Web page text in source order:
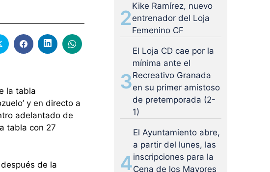
la tabla
y en directo a
adelantado de
tabla con 27
de la
2
Kike Ramírez, nuevo
entrenador del Loja
Femenino CF
3
El Loja CD cae por la
mínima ante el
Recreativo Granada
en su primer amistoso
de pretemporada (2-
1)
4
El Ayuntamiento abre,
a partir del lunes, las
inscripciones para la
Cena de los Mayores